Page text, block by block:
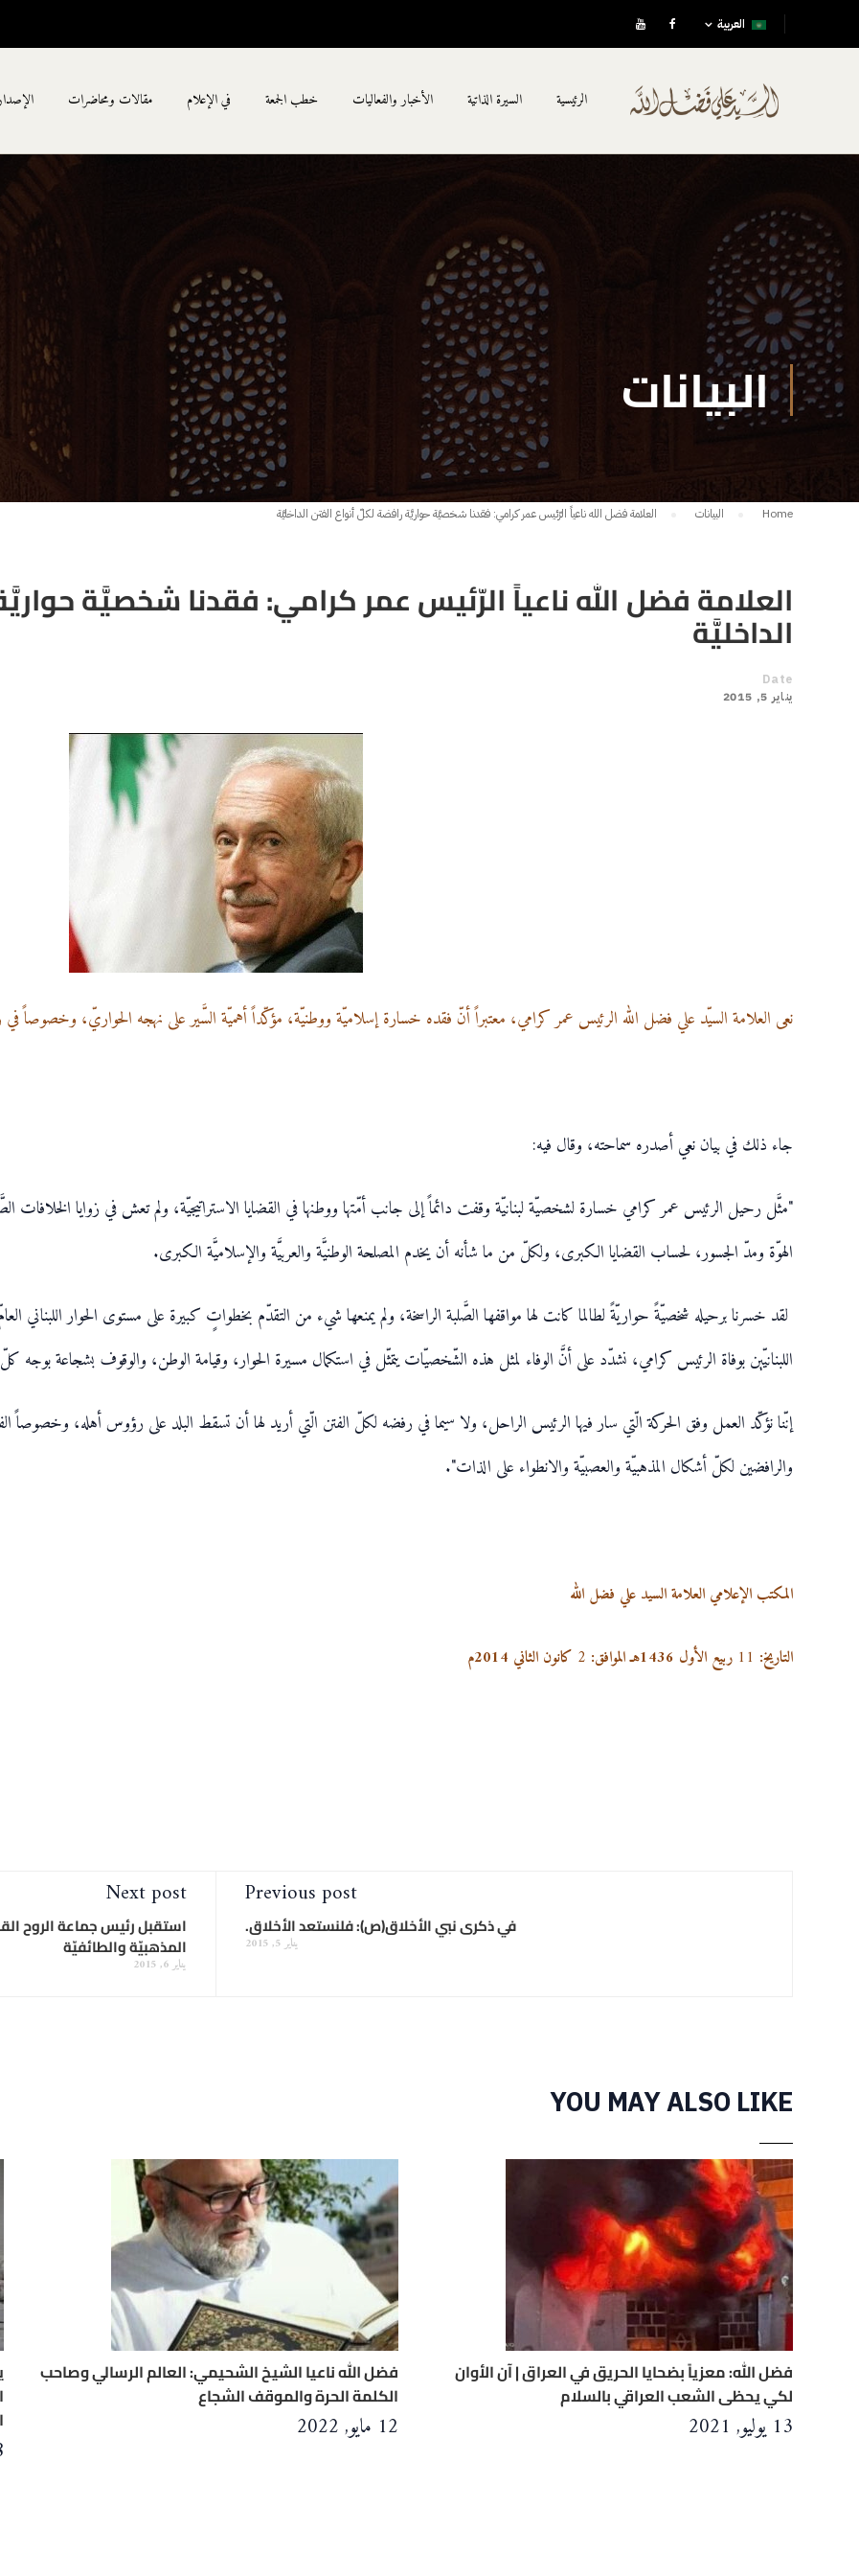
العربية
الرئيسية السيرة الذاتية الأخبار والفعاليات خطب الجمعة في الإعلام مقالات ومحاضرات
البيانات
Home البيانات العلامة فضل الله ناعياً الرّئيس عمر كرامي: فقدنا شخصيَّة حواريَّة رافضة لكلّ أنواع الفتن الداخليَّة
العلامة فضل الله ناعياً الرّئيس عمر كرامي: فقدنا شخصيَّة
الداخليَّة
Date
يناير 5, 2015
نعى العلامة السيّد علي فضل الله الرئيس عمر كرامي، معتبراً أنّ فقده خسارة إسلاميّة ووطنيّة، مؤكّداً أهميّة السَّير على نهجه الحواريّ، وخصوصاً في
جاء ذلك في بيان نعي أصدره سماحته، وقال فيه:
"مثَّل رحيل الرئيس عمر كرامي خسارة لشخصيّة لبنانيّة وقفت دائماً إلى جانب أمّتها ووطنها في القضايا الاستراتيجيّة، ولم تعش في زوايا الخلافات
الهوّة ومدّ الجسور، لحساب القضايا الكبرى، ولكلّ من ما شأنه أن يخدم المصلحة الوطنيَّة والعربيَّة والإسلاميَّة الكبرى.
لقد خسرنا برحيله شخصيّةً حواريّةً لطالما كانت لها مواقفها الصَّلبة الراسخة، ولم يمنعها شيء من التقدّم بخطواتٍ كبيرة على مستوى الحوار
اللبنانيّين بوفاة الرئيس كرامي، نشدّد على أنَّ الوفاء لمثل هذه الشّخصيّات يتمثّل في استكمال مسيرة الحوار، وقيامة الوطن، والوقوف بشجاعة بوجه
إنّنا نؤكّد العمل وفق الحركة الّتي سار فيها الرئيس الراحل، ولا سيما في رفضه لكلّ الفتن الّتي أريد لها أن تسقط البلد على رؤوس أهله، وخصوصاً
والرافضين لكلّ أشكال المذهبيّة والعصبيّة والانطواء على الذات".
المكتب الإعلامي العلامة السيد علي فضل الله
التاريخ: 11 ربيع الأول الموافق: كانون الثاني 2014م
Previous post
في ذكرى نبي الأخلاق(ص): فلنستعد الأخلاق.
يناير 5, 2015
Next post
استقبل رئيس جماعة الروح
المذهبيّة والطائفيّة
يناير 6, 2015
YOU MAY ALSO LIKE
فضل الله ناعيا الشيخ الشحيمي: العالم الرسالي وصاحب
الكلمة الحرة والموقف الشجاع
12 مايو, 2022
فضل الله: معزياً بضحايا الحريق في العراق | آن الأوان
لكي يحظى الشعب العراقي بالسلام
13 يوليو, 2021